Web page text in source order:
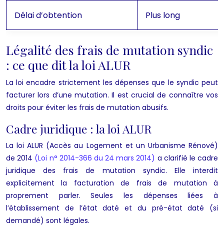
Délai d’obtention Plus long
Légalité des frais de mutation syndic
: ce que dit la loi ALUR
La loi encadre strictement les dépenses que le syndic peut
facturer lors d’une mutation. Il est crucial de connaître vos
droits pour éviter les frais de mutation abusifs.
Cadre juridique : la loi ALUR
La loi ALUR (Accès au Logement et un Urbanisme Rénové)
de 2014 (Loi n° 2014-366 du 24 mars 2014) a clarifié le cadre
juridique des frais de mutation syndic. Elle interdit
explicitement la facturation de frais de mutation à
proprement parler. Seules les dépenses liées à
l’établissement de l’état daté et du pré-état daté (si
demandé) sont légales.